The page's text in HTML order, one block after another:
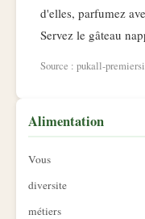
d'elles, parfumez
Servez le gâteau
Source : pukall-
Alimentation
Vous
diversite
métiers